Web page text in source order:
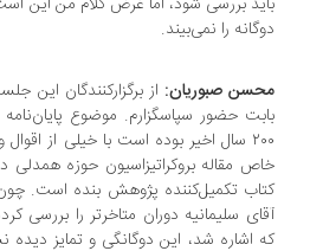
را نمی‌بیند.
صبوریان:از برگزارکنندگان این جلسه و
حضور سپاسگزارم. موضوع پایان‌نامه من
۲۰۰ سال اخیر بوده است با خیلی از اقوال و
مقاله بروکراتیزاسیون حوزه همدلی دارم.
تکمیل‌کننده پژوهش بنده است. چون من تا
سلیمانیه دوران متاخرتر را بررسی
اشاره شد، این دوگانگی و تمایز دیده نشده